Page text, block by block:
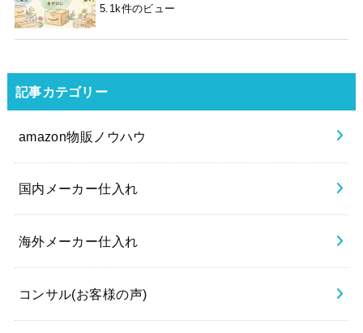
5.1k件のビュー
記事カテゴリー
amazon物販ノウハウ
国内メーカー仕入れ
海外メーカー仕入れ
コンサル(お客様の声)